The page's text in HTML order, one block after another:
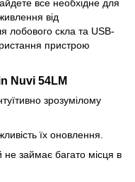
все необхідне для
від
лобового скла та USB-
пристрою
Nuvi 54LM
зрозумілому
їх оновлення.
не займає багато місця в